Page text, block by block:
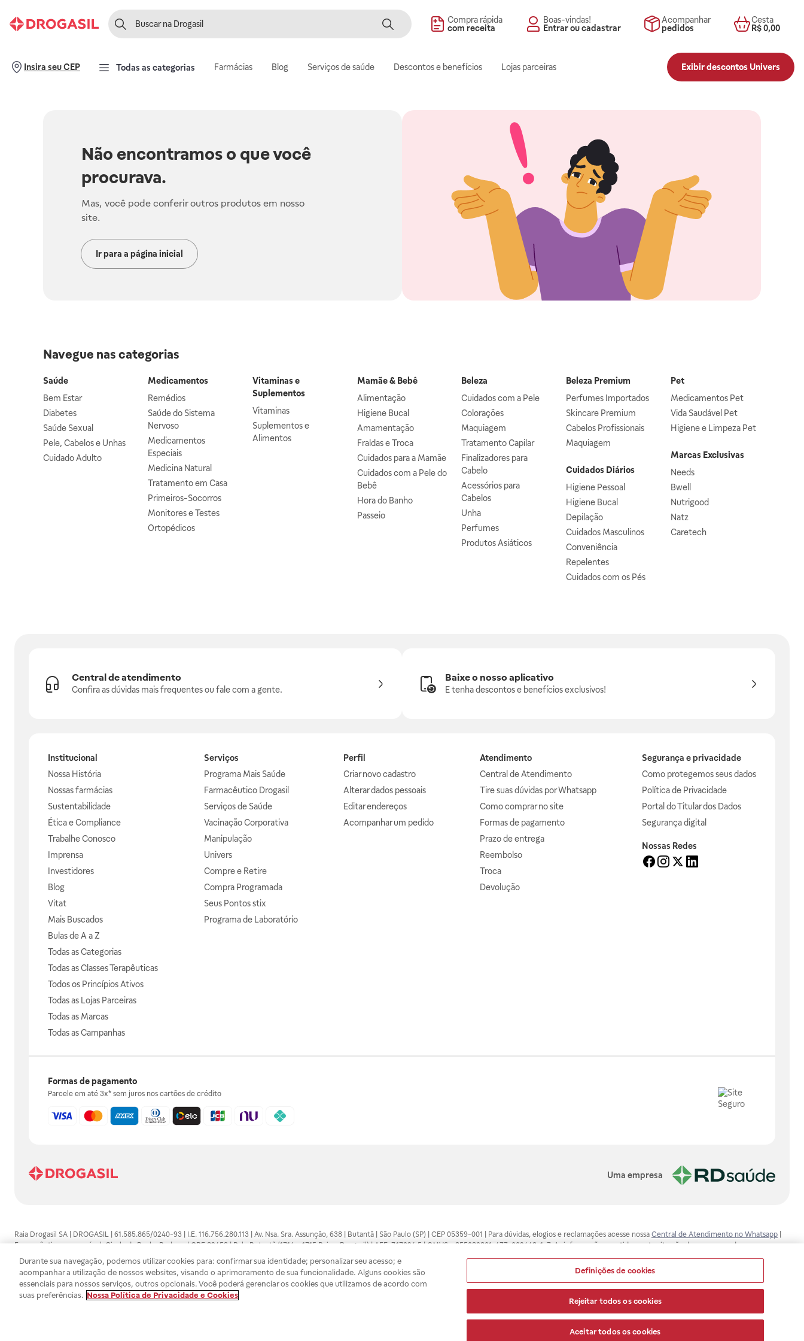
Compra rápida
com receita
Boas-vindas!
Entrar ou cadastrar
Acompanhar
pedidos
Cesta
R$ 0,00
Insira seu CEP Todas as categorias Farmácias Blog Serviços de saúde Descontos e benefícios Lojas parceiras Exibir descontos Univers
Não encontramos o que você
procurava.
Mas, você pode conferir outros produtos em nosso
site.
Ir para a página inicial
Navegue nas categorias
Saúde
Bem Estar
Diabetes
Saúde Sexual
Pele, Cabelos e Unhas
Cuidado Adulto
Medicamentos
Remédios
Saúde do Sistema
Nervoso
Medicamentos
Especiais
Medicina Natural
Tratamento em Casa
Primeiros-Socorros
Monitores e Testes
Ortopédicos
Vitaminas e
Suplementos
Vitaminas
Suplementos e
Alimentos
Mamãe & Bebê
Alimentação
Higiene Bucal
Amamentação
Fraldas e Troca
Cuidados para a Mamãe
Cuidados com a Pele do
Bebê
Hora do Banho
Passeio
Beleza
Cuidados com a Pele
Colorações
Maquiagem
Tratamento Capilar
Finalizadores para
Cabelo
Acessórios para
Cabelos
Unha
Perfumes
Produtos Asiáticos
Beleza Premium
Perfumes Importados
Skincare Premium
Cabelos Profissionais
Maquiagem
Cuidados Diários
Higiene Pessoal
Higiene Bucal
Depilação
Cuidados Masculinos
Conveniência
Repelentes
Cuidados com os Pés
Pet
Medicamentos Pet
Vida Saudável Pet
Higiene e Limpeza Pet
Marcas Exclusivas
Needs
Bwell
Nutrigood
Natz
Caretech
Central de atendimento
Confira as dúvidas mais frequentes ou fale com a gente.
Baixe o nosso aplicativo
E tenha descontos e benefícios exclusivos!
Institucional
Nossa História
Nossas farmácias
Sustentabilidade
Ética e Compliance
Trabalhe Conosco
Imprensa
Investidores
Blog
Vitat
Mais Buscados
Bulas de A a Z
Todas as Categorias
Todas as Classes Terapêuticas
Todos os Princípios Ativos
Todas as Lojas Parceiras
Todas as Marcas
Todas as Campanhas
Serviços
Programa Mais Saúde
Farmacêutico Drogasil
Serviços de Saúde
Vacinação Corporativa
Manipulação
Univers
Compre e Retire
Compra Programada
Seus Pontos stix
Programa de Laboratório
Perfil
Criar novo cadastro
Alterar dados pessoais
Editar endereços
Acompanhar um pedido
Atendimento
Central de Atendimento
Tire suas dúvidas por Whatsapp
Como comprar no site
Formas de pagamento
Prazo de entrega
Reembolso
Troca
Devolução
Segurança e privacidade
Como protegemos seus dados
Política de Privacidade
Portal do Titular dos Dados
Segurança digital
Nossas Redes
Formas de pagamento
Parcele em até 3x* sem juros nos cartões de crédito
Uma empresa
Raia Drogasil SA | DROGASIL | 61.585.865/0240-93 | I.E. 116.756.280.113 | Av. Nsa. Sra. Assunção, 638 | Butantã | São Paulo (SP) | CEP 05359-001 | Para dúvidas, elogios e reclamações acesse nossa Central de Atendimento no Whatsapp
Farmacêutico responsável: Gisele da Penha Barbosa | CRF 89453 | Polo Butantã (1714 e 1715 Raia e Drogasil) | AFE: 7.17094.5 | CMVS - 355030801-477-002443-1-7. As informações contidas neste site não devem ser usadas para
automedicação e não substituem, em hipótese alguma, as orientações dadas pelo profissional da área médica. Somente o médico está apto a diagnosticar qualquer problema de saúde e prescrever o tratamento adequado. Ao
persistirem os sintomas, um médico deverá ser consultado. Os preços e promoções divulgados no site são válidos apenas para compras feitas pela internet. Maiores esclarecimentos, consultar o site: www.anvisa.gov.br. A Raia Drogasil
SA trabalha com as tecnologias mais avançadas de proteção de dados, para que você possa realizar suas compras com tranquilidade. A privacidade e a segurança dos clientes são compromissos da Raia Drogasil SA. Todos os pedidos
efetuados estão sujeitos à confirmação da disponibilidade de produto em nosso estoque.
Durante sua navegação, podemos utilizar cookies para: confirmar sua identidade; personalizar seu acesso; e
acompanhar a utilização de nossos websites, visando o aprimoramento de sua funcionalidade. Alguns cookies são
essenciais para nossos serviços, outros opcionais. Você poderá gerenciar os cookies que utilizamos de acordo com
suas preferências. Nossa Política de Privacidade e Cookies
Definições de cookies
Rejeitar todos os cookies
Aceitar todos os cookies